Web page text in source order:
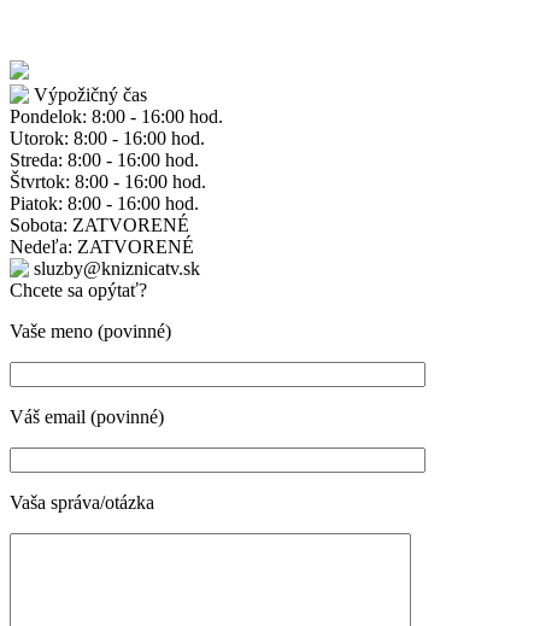
Výpožičný čas
Pondelok: 8:00 - 16:00 hod.
Utorok: 8:00 - 16:00 hod.
Streda: 8:00 - 16:00 hod.
Štvrtok: 8:00 - 16:00 hod.
Piatok: 8:00 - 16:00 hod.
Sobota: ZATVORENÉ
Nedeľa: ZATVORENÉ
sluzby@kniznicatv.sk
Chcete sa opýtať?
Vaše meno (povinné)
Váš email (povinné)
Vaša správa/otázka